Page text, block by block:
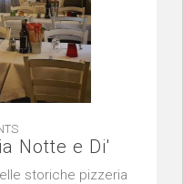
Notte e Di'
storiche pizzeria